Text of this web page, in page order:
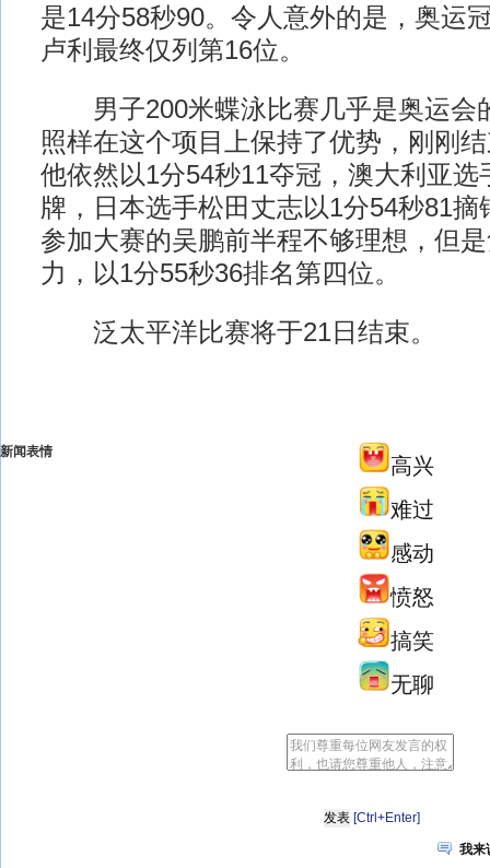
是14分58秒90。令人意外的是，奥运
卢利最终仅列第16位。
男子200米蝶泳比赛几乎是奥运会
照样在这个项目上保持了优势，刚刚
他依然以1分54秒11夺冠，澳大利亚选
牌，日本选手松田丈志以1分54秒81摘
参加大赛的吴鹏前半程不够理想，但
力，以1分55秒36排名第四位。
泛太平洋比赛将于21日结束。
新闻表情
高兴
难过
感动
愤怒
搞笑
无聊
[Ctrl+Enter]
我来